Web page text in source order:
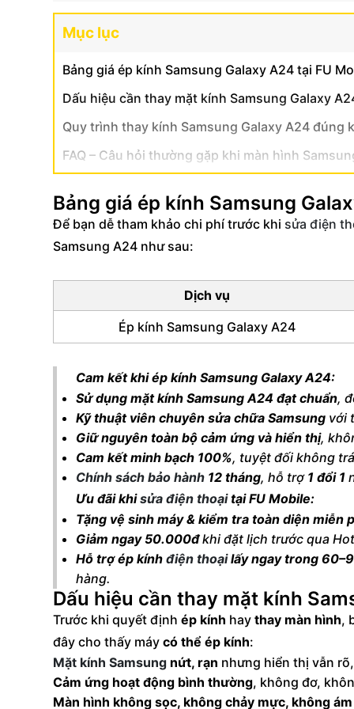
Mục lục
Bảng giá ép kính Samsung Galaxy A24 tại FU
Dấu hiệu cần thay mặt kính Samsung Galaxy
Quy trình thay kính Samsung Galaxy A24 đúng
FAQ – Câu hỏi thường gặp khi màn hình
Bảng giá ép kính Samsung
Để bạn dễ tham khảo chi phí trước khi sửa điện
Samsung A24 như sau:
Dịch vụ
Ép kính Samsung Galaxy A24
Cam kết khi ép kính Samsung Galaxy A24:
Sử dụng mặt kính Samsung A24 đạt chuẩn,
Kỹ thuật viên chuyên sửa chữa Samsung với
Giữ nguyên toàn bộ cảm ứng và hiển thị,
Cam kết minh bạch 100%, tuyệt đối không
Chính sách bảo hành 12 tháng, hỗ trợ 1 đổi 1
Ưu đãi khisửa điện thoạitại FU Mobile:
Tặng vệ sinh máy & kiểm tra toàn diện miễn
Giảm ngay 50.000đkhi đặt lịch trước qua
Hỗ trợ ép kính điện thoạilấy ngay trong
hàng.
Dấu hiệu cần thay mặt kính
Trước khi quyết định ép kính hay thay màn hình,
đây cho thấy máy có thể ép kính:
Mặt kính Samsung nứt, rạn nhưng hiển thị vẫn
Cảm ứng hoạt động bình thường, không đơ,
Màn hình không sọc, không chảy mực, không